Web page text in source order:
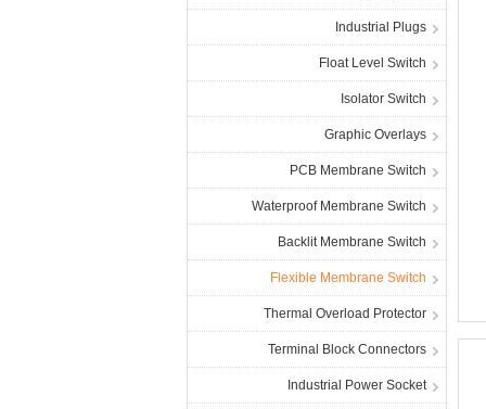
Industrial Plugs
Float Level Switch
Isolator Switch
Graphic Overlays
PCB Membrane Switch
Waterproof Membrane Switch
Backlit Membrane Switch
Flexible Membrane Switch
Thermal Overload Protector
Terminal Block Connectors
Industrial Power Socket